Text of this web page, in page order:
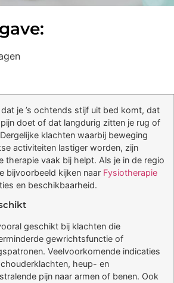
je ’s ochtends stijf uit bed komt, dat
doet of dat langdurig zitten je rug of
klachten waarbij beweging
activiteiten lastiger worden, zijn
therapie vaak bij helpt. Als je in de regio
bijvoorbeeld kijken naar Fysiotherapie
en beschikbaarheid.
geschikt bij klachten die
gewrichtsfunctie of
Veelvoorkomende indicaties
heup- en
pijn naar armen of benen. Ook